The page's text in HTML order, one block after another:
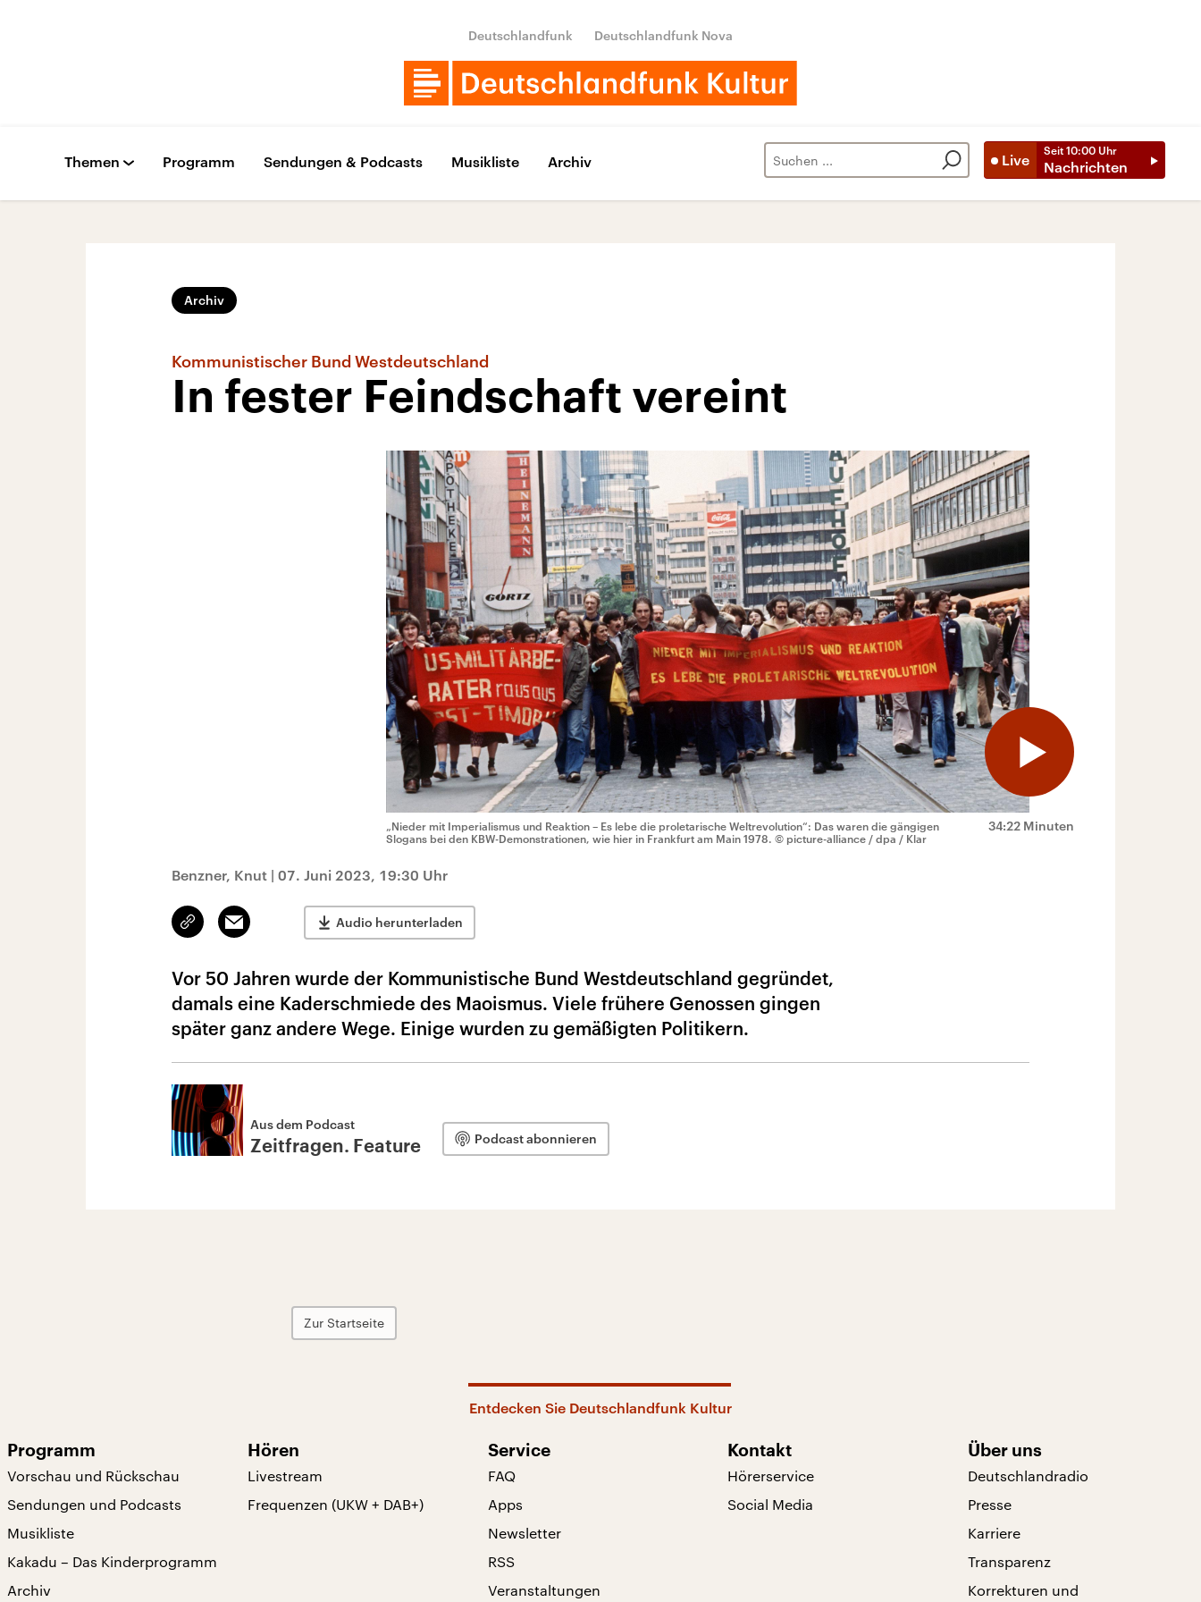
Deutschlandfunk Deutschlandfunk Nova
Live
Seit 10:00 Uhr
Nachrichten
Themen Programm Sendungen & Podcasts Musikliste Archiv
Archiv
Kommunistischer Bund Westdeutschland
In fester Feindschaft vereint
34:22 Minuten
„Nieder mit Imperialismus und Reaktion – Es lebe die proletarische Weltrevolution“: Das waren die gängigen
Slogans bei den KBW-Demonstrationen, wie hier in Frankfurt am Main 1978. © picture-alliance / dpa / Klar
Benzner, Knut | 07. Juni 2023, 19:30 Uhr
Link
kopieren/teilen
Email Audio herunterladen
Vor 50 Jahren wurde der Kommunistische Bund Westdeutschland gegründet,
damals eine Kaderschmiede des Maoismus. Viele frühere Genossen gingen
später ganz andere Wege. Einige wurden zu gemäßigten Politikern.
Aus dem Podcast
Zeitfragen. Feature Podcast abonnieren
Zur Startseite
Entdecken Sie Deutschlandfunk Kultur
Programm
Vorschau und Rückschau
Sendungen und Podcasts
Musikliste
Kakadu – Das Kinderprogramm
Archiv
Hören
Livestream
Frequenzen (UKW + DAB+)
Service
FAQ
Apps
Newsletter
RSS
Veranstaltungen
Kontakt
Hörerservice
Social Media
Über uns
Deutschlandradio
Presse
Karriere
Transparenz
Korrekturen und